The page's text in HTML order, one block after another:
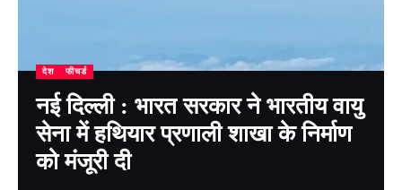
देश फीचर्ड
नई दिल्ली : भारत सरकार ने भारतीय वायु
सेना में हथियार प्रणाली शाखा के निर्माण
को मंजूरी दी